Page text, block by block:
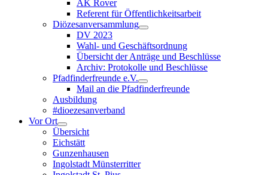
AK Rover
Referent für Öffentlichkeitsarbeit
Diözesanversammlung
DV 2023
Wahl- und Geschäftsordnung
Übersicht der Anträge und Beschlüsse
Archiv: Protokolle und Beschlüsse
Pfadfinderfreunde e.V.
Mail an die Pfadfinderfreunde
Ausbildung
#dioezesanverband
Vor Ort
Übersicht
Eichstätt
Gunzenhausen
Ingolstadt Münsterritter